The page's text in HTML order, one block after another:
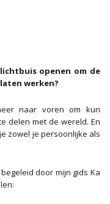
openen om de
werken?
naar voren om kun
delen met de wereld. En
zowel je persoonlijke als
door mijn gids Ka